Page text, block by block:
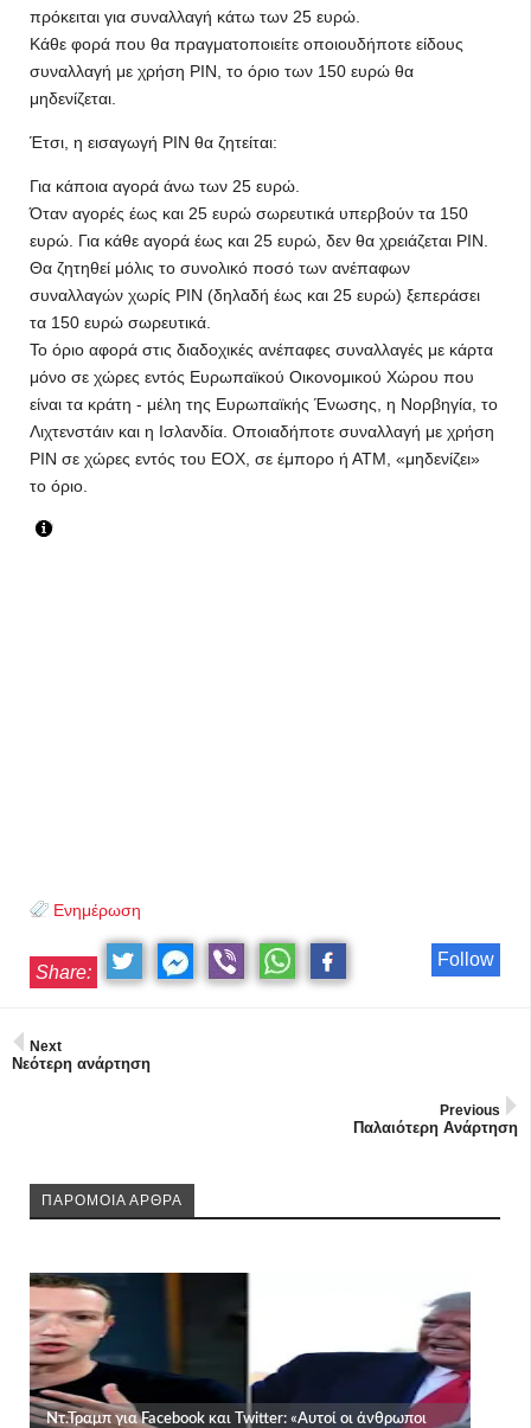
πρόκειται για συναλλαγή κάτω των 25 ευρώ.
Κάθε φορά που θα πραγματοποιείτε οποιουδήποτε είδους
συναλλαγή με χρήση PIN, το όριο των 150 ευρώ θα
μηδενίζεται.
Έτσι, η εισαγωγή PIN θα ζητείται:
Για κάποια αγορά άνω των 25 ευρώ.
Όταν αγορές έως και 25 ευρώ σωρευτικά υπερβούν τα 150
ευρώ. Για κάθε αγορά έως και 25 ευρώ, δεν θα χρειάζεται ΡΙΝ.
Θα ζητηθεί μόλις το συνολικό ποσό των ανέπαφων
συναλλαγών χωρίς PIN (δηλαδή έως και 25 ευρώ) ξεπεράσει
τα 150 ευρώ σωρευτικά.
Το όριο αφορά στις διαδοχικές ανέπαφες συναλλαγές με κάρτα
μόνο σε χώρες εντός Ευρωπαϊκού Οικονομικού Χώρου που
είναι τα κράτη - μέλη της Ευρωπαϊκής Ένωσης, η Νορβηγία, το
Λιχτενστάιν και η Ισλανδία. Οποιαδήποτε συναλλαγή με χρήση
ΡΙΝ σε χώρες εντός του ΕΟΧ, σε έμπορο ή ΑΤΜ, «μηδενίζει»
το όριο.
Ενημέρωση
Follow
Share:
Next
Νεότερη ανάρτηση
Previous
Παλαιότερη Ανάρτηση
ΠΑΡΟΜΟΙΑ ΑΡΘΡΑ